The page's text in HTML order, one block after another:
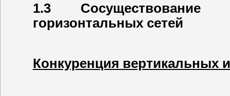
1.3
горизонтальных сетей
Конкуренция вертикальных